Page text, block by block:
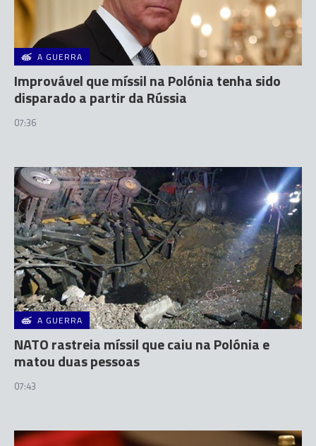
A GUERRA
Improvável que míssil na Polónia tenha sido
disparado a partir da Rússia
07:36
A GUERRA
NATO rastreia míssil que caiu na Polónia e
matou duas pessoas
07:43